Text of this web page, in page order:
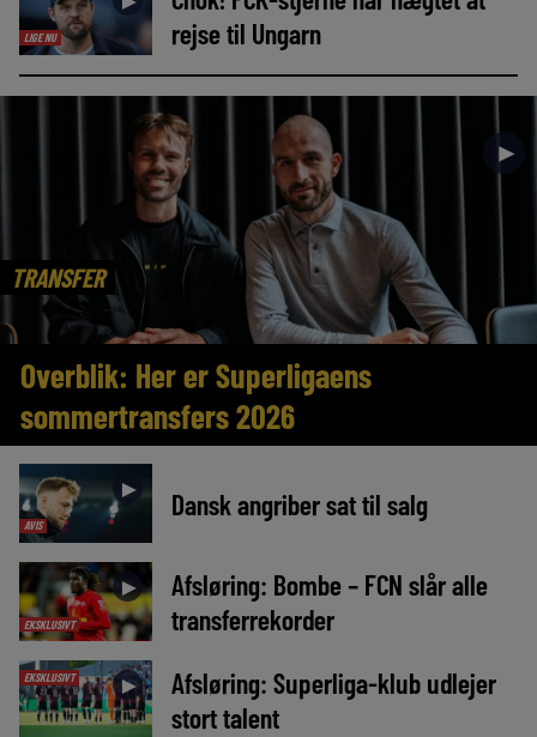
LIGE NU
rejse til Ungarn
TRANSFER
►
Overblik: Her er Superligaens
sommertransfers 2026
AVIS
► Dansk angriber sat til salg
EKSKLUSIVT
►
Afsløring: Bombe – FCN slår alle
transferrekorder
EKSKLUSIVT ►
Afsløring: Superliga-klub udlejer
stort talent